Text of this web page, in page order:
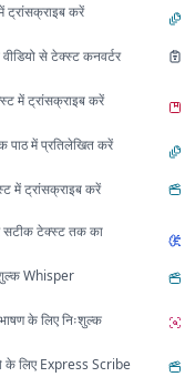
करें
से टेक्स्ट कनवर्टर
में ट्रांसक्राइब करें
पाठ में प्रतिलेखित करें
में ट्रांसक्राइब करें
टेक्स्ट तक का
Whisper
के लिए निःशुल्क
के लिए Express Scribe